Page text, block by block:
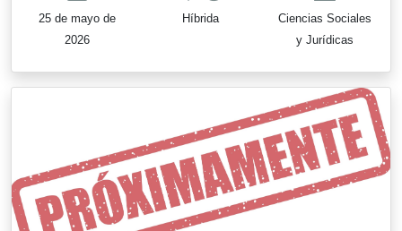
25 de mayo de
2026
Híbrida
Ciencias Sociales
y Jurídicas